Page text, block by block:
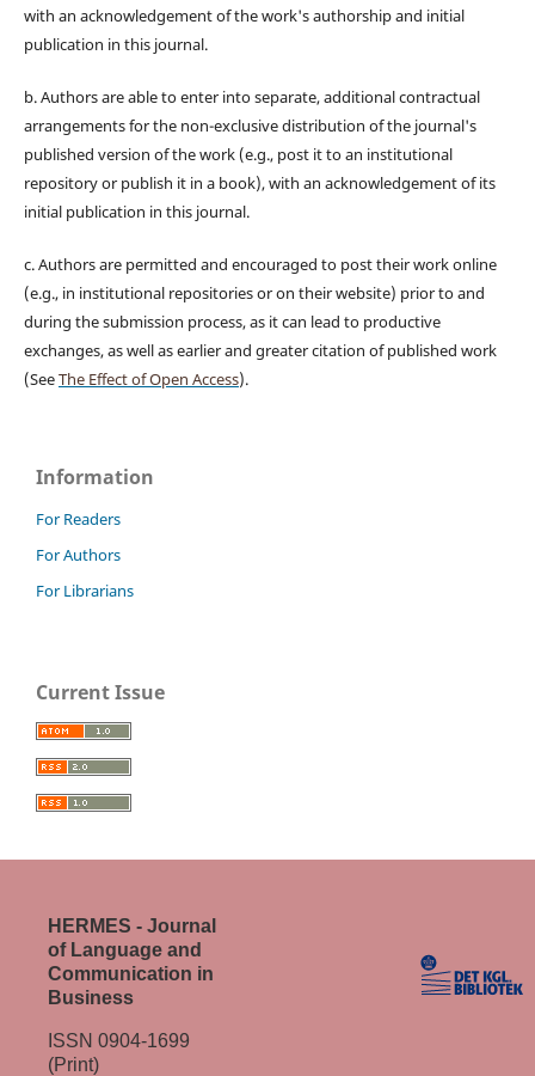
with an acknowledgement of the work's authorship and initial
publication in this journal.
b. Authors are able to enter into separate, additional contractual
arrangements for the non-exclusive distribution of the journal's
published version of the work (e.g., post it to an institutional
repository or publish it in a book), with an acknowledgement of its
initial publication in this journal.
c. Authors are permitted and encouraged to post their work online
(e.g., in institutional repositories or on their website) prior to and
during the submission process, as it can lead to productive
exchanges, as well as earlier and greater citation of published work
(SeeThe Effect of Open Access).
Information
For Readers
For Authors
For Librarians
Current Issue
HERMES - Journal
of Language and
Communication in
Business
ISSN 0904-1699
(Print)